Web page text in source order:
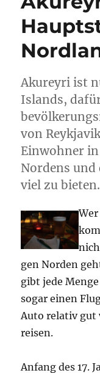
Akureyri ist
Islands,
von
Einwohner
Nordens
viel zu bieten.
gen Norden
gibt jede
sogar einen
Auto relativ gut
reisen.
Anfang des 17.